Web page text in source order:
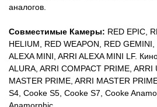
аналогов.
Совместимые Камеры: RED EPIC,
HELIUM, RED WEAPON, RED
ALEXA MINI, ARRI ALEXA MINI LF.
ALURA, ARRI COMPACT PRIME, ARRI
MASTER PRIME, ARRI MASTER
S4, Cooke S5, Cooke S7, Cooke